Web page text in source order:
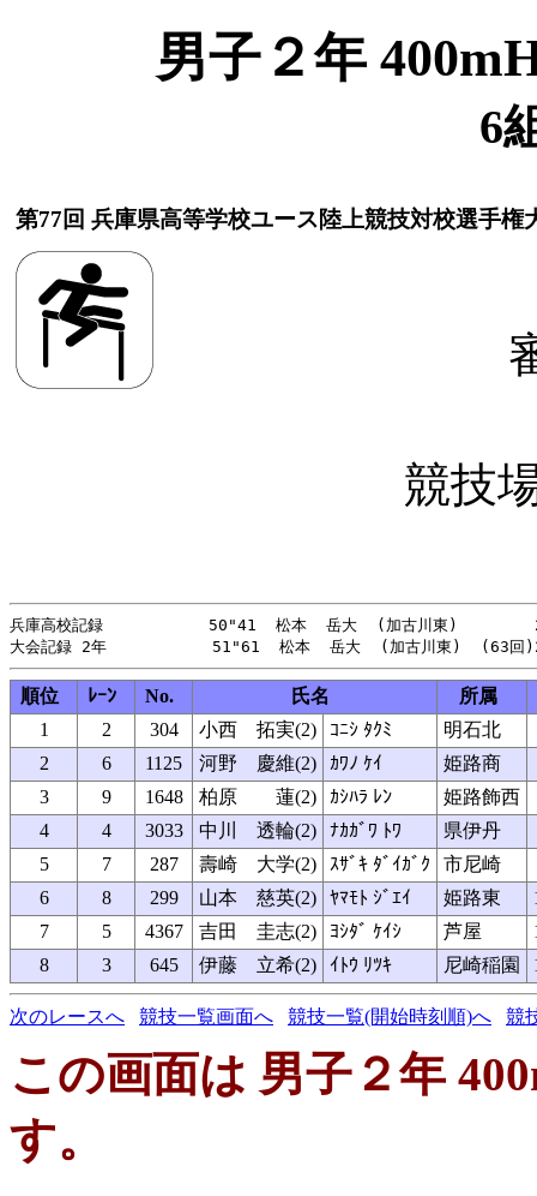
男子２年
6
第77回 兵庫県高等学校ユース陸上競技対校選手権
競技
兵庫高校記録           50"41  松本  岳大  (加古川東)
順位 ﾚｰﾝ No. 氏名
所属
1
2 304 小西 拓実(2) ｺﾆｼ ﾀｸﾐ
明石北
2
6 1125 河野 慶維(2) ｶﾜﾉ ｹｲ
姫路商
3
9 1648 柏原 蓮(2) ｶｼﾊﾗ ﾚﾝ
姫路飾西
4
4 3033 中川 透輪(2) ﾅｶｶﾞﾜ ﾄﾜ
県伊丹
5
7 287 壽崎 大学(2) ｽｻﾞｷ ﾀﾞｲｶﾞｸ
市尼崎
6
8 299 山本 慈英(2) ﾔﾏﾓﾄ ｼﾞｴｲ 姫路東
7
5 4367 吉田 圭志(2) ﾖｼﾀﾞ ｹｲｼ 芦屋
8
3 645 伊藤 立希(2) ｲﾄｳ ﾘﾂｷ 尼崎稲園
次のレースへ 競技一覧画面へ 競技一覧(開始時刻順)へ 競
この画面は 男子２年
す。